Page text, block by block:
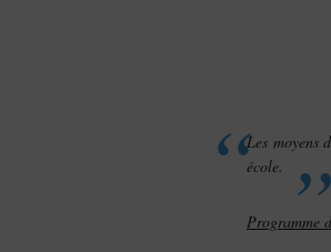
Les moyens
école.
Programme